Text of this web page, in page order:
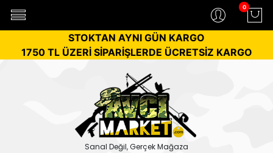
0
STOKTAN AYNI GÜN KARGO
1750 TL ÜZERİ SİPARİŞLERDE ÜCRETSİZ KARGO
Sanal Değil, Gerçek Mağaza